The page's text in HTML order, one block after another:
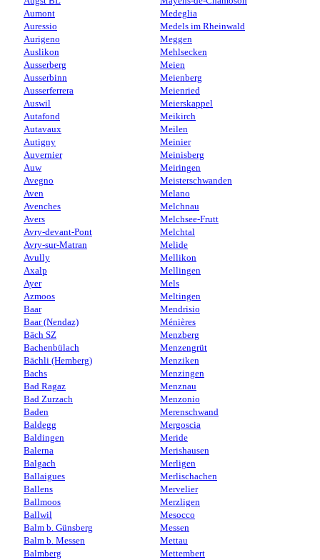
Aumont
Auressio
Aurigeno
Auslikon
Ausserberg
Ausserbinn
Ausserferrera
Auswil
Autafond
Autavaux
Autigny
Auvernier
Auw
Avegno
Aven
Avenches
Avers
Avry-devant-Pont
Avry-sur-Matran
Avully
Axalp
Ayer
Azmoos
Baar
Baar (Nendaz)
Bäch SZ
Bachenbülach
Bächli (Hemberg)
Bachs
Bad Ragaz
Bad Zurzach
Baden
Baldegg
Baldingen
Balerna
Balgach
Ballaigues
Ballens
Ballmoos
Ballwil
Balm b. Günsberg
Balm b. Messen
Balmberg
Medeglia
Medels im Rheinwald
Meggen
Mehlsecken
Meien
Meienberg
Meienried
Meierskappel
Meikirch
Meilen
Meinier
Meinisberg
Meiringen
Meisterschwanden
Melano
Melchnau
Melchsee-Frutt
Melchtal
Melide
Mellikon
Mellingen
Mels
Meltingen
Mendrisio
Ménières
Menzberg
Menzengrüt
Menziken
Menzingen
Menznau
Menzonio
Merenschwand
Mergoscia
Meride
Merishausen
Merligen
Merlischachen
Mervelier
Merzligen
Mesocco
Messen
Mettau
Mettembert